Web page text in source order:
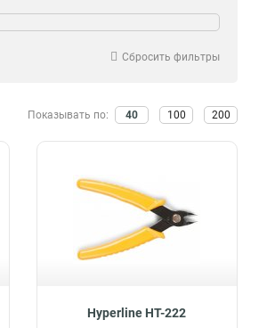
Затяжка 8
Обрезка 2
Заделка 4
Сбросить фильтры
Показывать по: 40 100 200
Hyperline HT-222